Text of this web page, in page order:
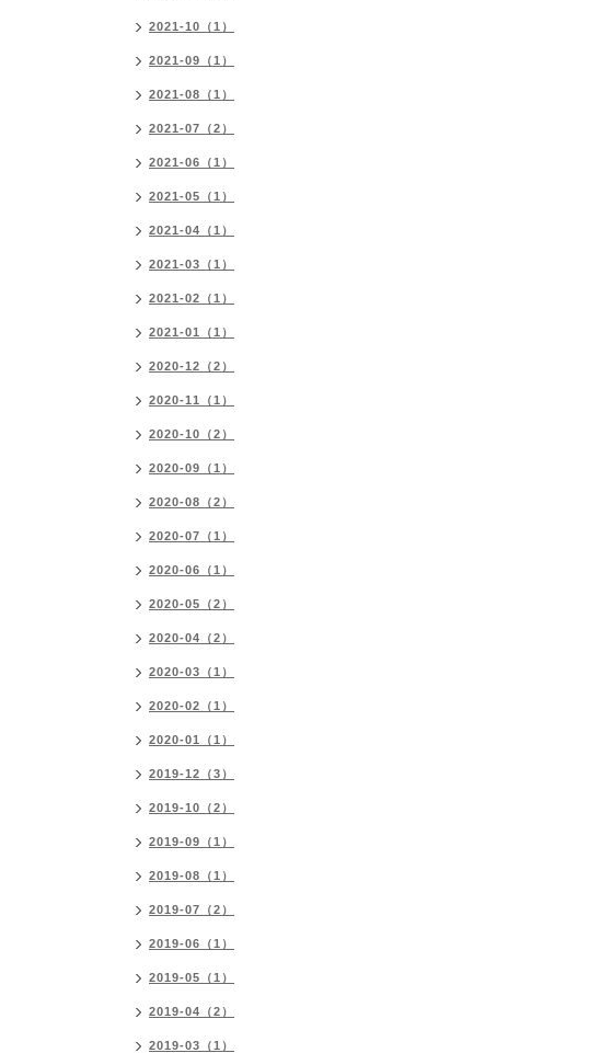
2021-10（1）
2021-09（1）
2021-08（1）
2021-07（2）
2021-06（1）
2021-05（1）
2021-04（1）
2021-03（1）
2021-02（1）
2021-01（1）
2020-12（2）
2020-11（1）
2020-10（2）
2020-09（1）
2020-08（2）
2020-07（1）
2020-06（1）
2020-05（2）
2020-04（2）
2020-03（1）
2020-02（1）
2020-01（1）
2019-12（3）
2019-10（2）
2019-09（1）
2019-08（1）
2019-07（2）
2019-06（1）
2019-05（1）
2019-04（2）
2019-03（1）